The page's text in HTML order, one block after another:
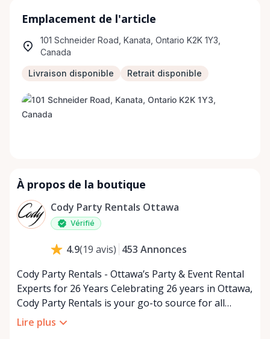
Emplacement de l'article
101 Schneider Road, Kanata, Ontario K2K 1Y3,
Canada
Livraison disponible Retrait disponible
À propos de la boutique
Cody Party Rentals Ottawa
Vérifié
4.9(19 avis) 453 Annonces
Cody Party Rentals - Ottawa’s Party & Event Rental
Experts for 26 Years Celebrating 26 years in Ottawa,
Cody Party Rentals is your go-to source for all
things party and event rentals. We’re proud to be a
partner of Rent Anything, expanding our offerings
Lire plus